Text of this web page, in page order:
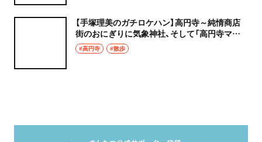
【手塚理美のガチロケハン】高円寺～純情商店
街のおにぎりに気象神社、そして「高円寺マシ
タ」へ！
#高円寺 #散歩